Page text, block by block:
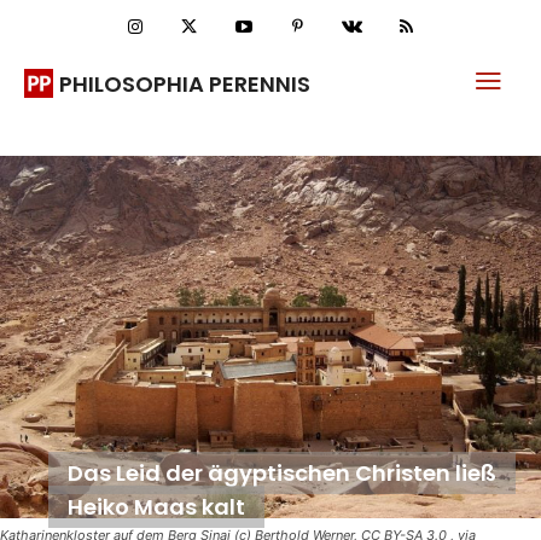
PHILOSOPHIA PERENNIS
Katharinenkloster auf dem Berg Sinai (c) Berthold Werner, CC BY-SA 3.0 , via
Das Leid der ägyptischen Christen ließ
Heiko Maas kalt